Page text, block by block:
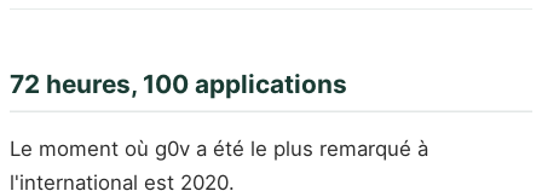
72 heures, 100 applications
Le moment où g0v a été le plus remarqué à
l'international est 2020.